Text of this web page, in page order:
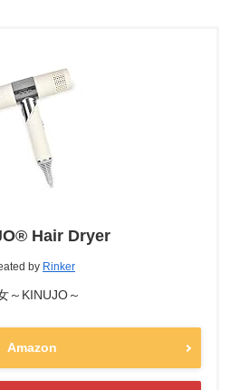
Hair Dryer
by Rinker
～KINUJO～
Amazon